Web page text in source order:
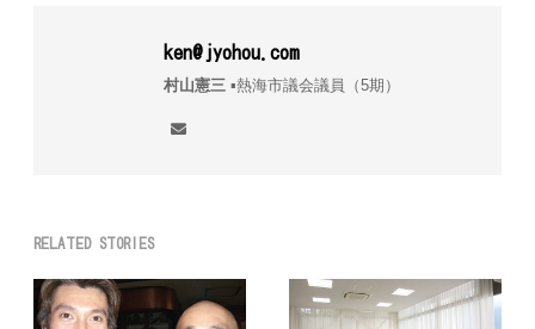
ken@jyohou.com
村山憲三▪︎熱海市議会議員（5期）
RELATED STORIES